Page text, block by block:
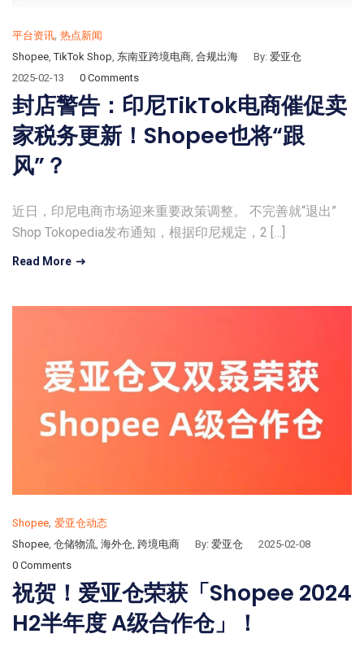
平台资讯, 热点新闻
Shopee ,TikTok Shop 东南亚跨境电商 合规出海 By: 爱亚仓
2025-02-13
0 Comments
封店警告：印尼TikTok电商催促卖
家税务更新！Shopee也将“跟
风”？
近日，印尼电商市场迎来重要政策调整。 不完善就“退出”
Shop Tokopedia发布通知，根据印尼规定，2 […]
Read More
Shopee, 爱亚仓动态
Shopee, 仓储物流, 海外仓, 跨境电商 By: 爱亚仓
2025-02-08
0 Comments
祝贺！爱亚仓荣获「Shopee 2024
H2半年度 A级合作仓」！